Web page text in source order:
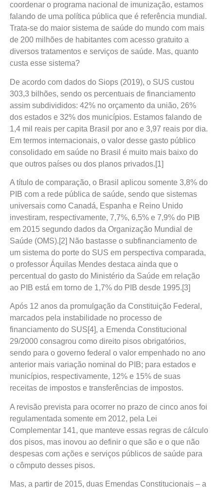
coordenar o programa nacional de imunização, estamos
falando de uma política pública que é referência mundial.
Trata-se do maior sistema de saúde do mundo com mais
de 200 milhões de habitantes com acesso gratuito a
diversos tratamentos e serviços de saúde. Mas, quanto
custa esse sistema?
De acordo com dados do Siops (2019), o SUS custou
303,3 bilhões, sendo os percentuais de financiamento
assim subdivididos: 42% no orçamento da união, 26%
dos estados e 32% dos municípios. Estamos falando de
1,4 mil reais per capita Brasil por ano e 3,97 reais por dia.
Em termos internacionais, o valor desse gasto público
consolidado em saúde no Brasil é muito mais baixo do
que outros países ou dos planos privados.[1]
A título de comparação, o Brasil aplicou somente 3,8% do
PIB com a rede pública de saúde, sendo que sistemas
universais como Canadá, Espanha e Reino Unido
investiram, respectivamente, 7,7%, 6,5% e 7,9% do PIB
em 2015 segundo dados da Organização Mundial de
Saúde (OMS).[2] Não bastasse o subfinanciamento de
um sistema do porte do SUS em perspectiva comparada,
o professor Áquilas Mendes destaca ainda que o
percentual do gasto do Ministério da Saúde em relação
ao PIB está em torno de 1,7% do PIB desde 1995.[3]
Após 12 anos da promulgação da Constituição Federal,
marcados pela instabilidade no processo de
financiamento do SUS[4], a Emenda Constitucional
29/2000 consagrou como direito pisos obrigatórios,
sendo para o governo federal o valor empenhado no ano
anterior mais variação nominal do PIB; para estados e
municípios, respectivamente, 12% e 15% de suas
receitas de impostos e transferências de impostos.
A revisão prevista para ocorrer no prazo de cinco anos foi
regulamentada somente em 2012, pela Lei
Complementar 141, que manteve essas regras de cálculo
dos pisos, mas inovou ao definir o que são e o que não
despesas com ações e serviços públicos de saúde para
o cômputo desses pisos.
Mas, a partir de 2015, duas Emendas Constitucionais – a